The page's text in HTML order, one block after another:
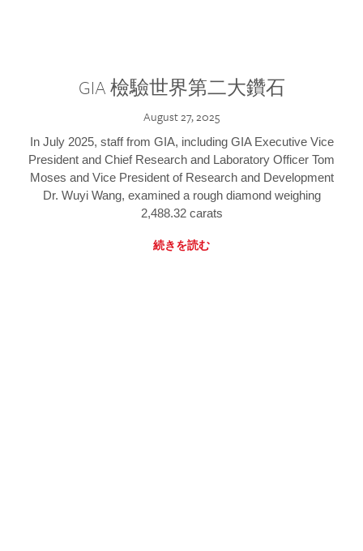
GIA 檢驗世界第二大鑽石
August 27, 2025
In July 2025, staff from GIA, including GIA Executive Vice
President and Chief Research and Laboratory Officer Tom
Moses and Vice President of Research and Development
Dr. Wuyi Wang, examined a rough diamond weighing
2,488.32 carats
続きを読む